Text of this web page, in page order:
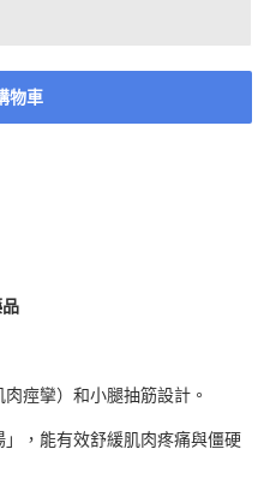
物車
痙攣）和小腿抽筋設計。
，能有效舒緩肌肉疼痛與僵硬